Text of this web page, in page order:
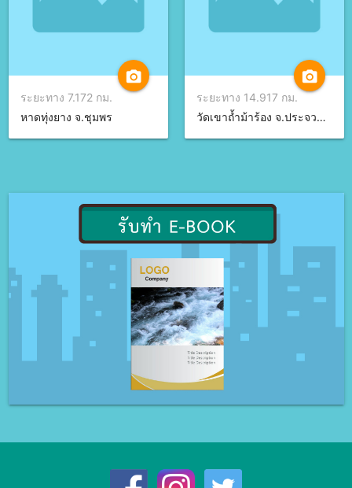
camera_alt
ระยะทาง 7.172 กม.
หาดทุ่งยาง จ.ชุมพร
camera_alt
ระยะทาง 14.917 กม.
วัดเขาถ้ำม้าร้อง จ.ประจวบคีรีขันธ์